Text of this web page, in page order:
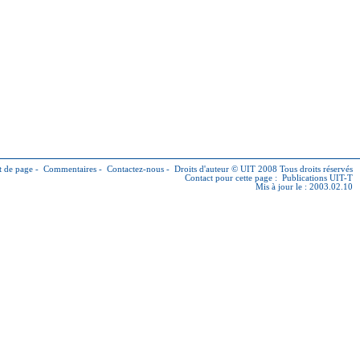
de page - Commentaires - Contactez-nous - Droits d'auteur © UIT 2008 Tous droits réservés
Contact pour cette page : Publications UIT-T
Mis à jour le : 2003.02.10